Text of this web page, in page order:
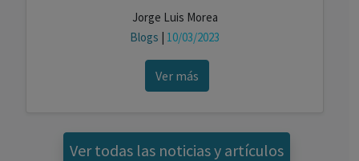
Jorge Luis Morea
Blogs | 10/03/2023
Ver más
Ver todas las noticias y artículos